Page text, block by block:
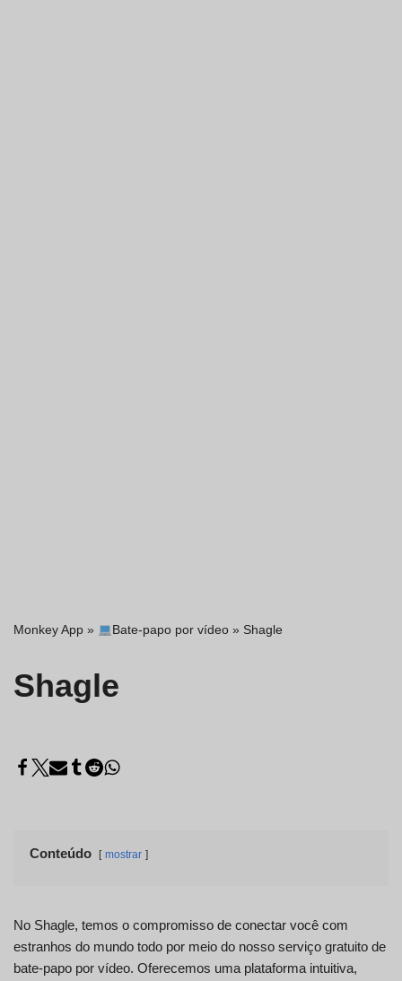
Monkey App » Bate-papo por vídeo» Shagle
Shagle
Conteúdo mostrar
No Shagle, temos o compromisso de conectar você com
estranhos do mundo todo por meio do nosso serviço gratuito de
bate-papo por vídeo. Oferecemos uma plataforma intuitiva,